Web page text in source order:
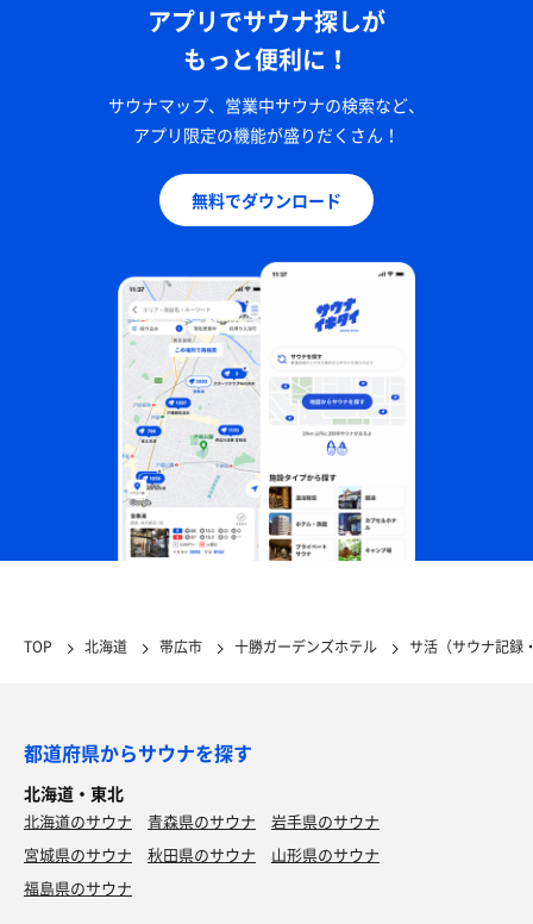
アプリでサウナ探しが
もっと便利に！
サウナマップ、営業中サウナの検索など、
アプリ限定の機能が盛りだくさん！
無料でダウンロード
TOP 北海道 帯広市 十勝ガーデンズホテル サ活（サウナ記録
都道府県からサウナを探す
北海道・東北
北海道のサウナ 青森県のサウナ
岩手県のサウナ
宮城県のサウナ
秋田県のサウナ
山形県のサウナ
福島県のサウナ